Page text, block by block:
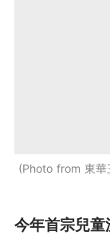
Photo from 東華
今年首宗兒